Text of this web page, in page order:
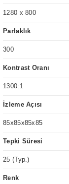
1280 x 800
Parlaklık
300
Kontrast Oranı
1300:1
İzleme Açısı
85x85x85x85
Tepki Süresi
25 (Typ.)
Renk